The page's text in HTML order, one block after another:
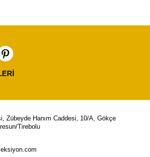
Zübeyde Hanım Caddesi, 10/A, Gökçe
Tirebolu